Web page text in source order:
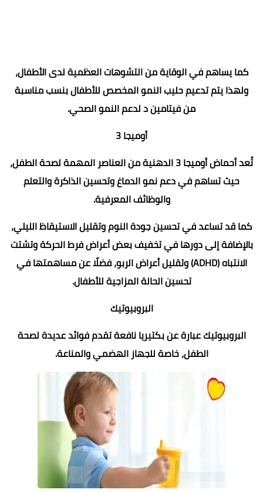
كما يساهم في الوقاية من التشوهات العظمية لدى الأطفال،
ولهذا يتم تدعيم حليب النمو المخصص للأطفال بنسب مناسبة
من فيتامين د لدعم النمو الصحي.
أوميجا 3
تُعد أحماض أوميجا 3 الدهنية من العناصر المهمة لصحة الطفل،
حيث تساهم في دعم نمو الدماغ وتحسين الذاكرة والتعلم
والوظائف المعرفية.
كما قد تساعد في تحسين جودة النوم وتقليل الاستيقاظ الليلي،
بالإضافة إلى دورها في تخفيف بعض أعراض فرط الحركة وتشتت
الانتباه (ADHD) وتقليل أعراض الربو، فضلًا عن مساهمتها في
تحسين الحالة المزاجية للأطفال.
البروبيوتيك
البروبيوتيك عبارة عن بكتيريا نافعة تقدم فوائد عديدة لصحة
الطفل، خاصة للجهاز الهضمي والمناعة.